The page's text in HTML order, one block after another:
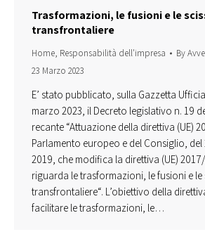
Trasformazioni, le fusioni e le
transfrontaliere
Home, Responsabilità dell'impresa By
23 Marzo 2023
E’ stato pubblicato, sulla Gazzetta
marzo 2023, il Decreto legislativo n. 19
recante “Attuazione della direttiva (UE)
Parlamento europeo e del Consiglio,
2019, che modifica la direttiva (UE)
riguarda le trasformazioni, le fusioni e le
transfrontaliere“. L’obiettivo della
facilitare le trasformazioni, le…